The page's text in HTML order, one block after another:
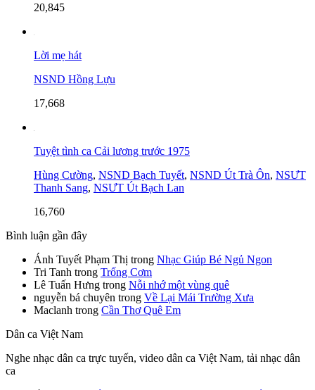
20,845
Lời mẹ hát
NSND Hồng Lựu
17,668
Tuyệt tình ca Cải lương trước 1975
Hùng Cường, NSND Bạch Tuyết, NSND Út Trà Ôn, NSƯT
Thanh Sang, NSƯT Út Bạch Lan
16,760
Bình luận gần đây
Ánh Tuyết Phạm Thị trong Nhạc Giúp Bé Ngủ Ngon
Tri Tanh trong Trống Cơm
Lê Tuấn Hưng trong Nỗi nhớ một vùng quê
nguyễn bá chuyên trong Về Lại Mái Trường Xưa
Maclanh trong Cần Thơ Quê Em
Dân ca Việt Nam
Nghe nhạc dân ca trực tuyến, video dân ca Việt Nam, tải nhạc dân
ca